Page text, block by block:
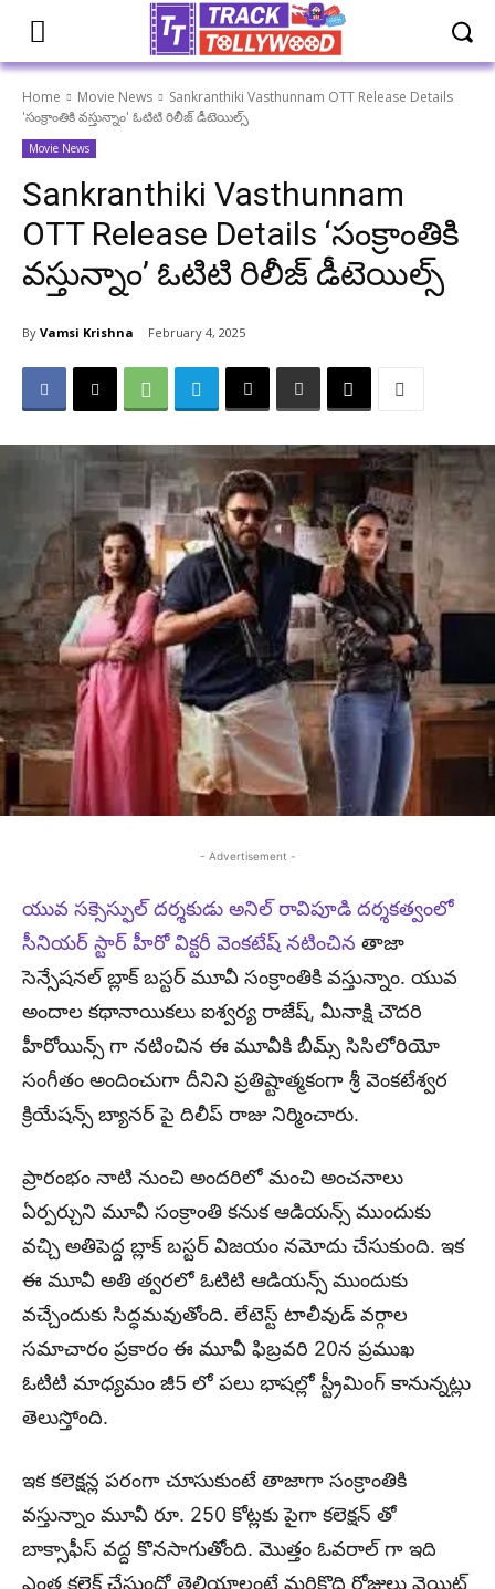
Home Movie News
Sankranthiki Vasthunnam OTT Release Details
'సంక్రాంతికి వస్తున్నాం' ఓటిటి రిలీజ్ డీటెయిల్స్
Movie News
Sankranthiki Vasthunnam
OTT Release Details ‘సంక్రాంతికి
వస్తున్నాం’ ఓటిటి రిలీజ్ డీటెయిల్స్
By Vamsi Krishna February 4, 2025
- Advertisement -
యువ సక్సెస్ఫుల్ దర్శకుడు అనిల్ రావిపూడి దర్శకత్వంలో
సీనియర్ స్టార్ హీరో విక్టరీ వెంకటేష్ నటించిన తాజా
సెన్సేషనల్ బ్లాక్ బస్టర్ మూవీ సంక్రాంతికి వస్తున్నాం. యువ
అందాల కథానాయికలు ఐశ్వర్య రాజేష్, మీనాక్షి చౌదరి
హీరోయిన్స్ గా నటించిన ఈ మూవీకి బీమ్స్ సిసిలోరియో
సంగీతం అందించుగా దీనిని ప్రతిష్టాత్మకంగా శ్రీ వెంకటేశ్వర
క్రియేషన్స్ బ్యానర్ పై దిలీప్ రాజు నిర్మించారు.
ప్రారంభం నాటి నుంచి అందరిలో మంచి అంచనాలు
ఏర్పర్చుని మూవీ సంక్రాంతి కనుక ఆడియన్స్ ముందుకు
వచ్చి అతిపెద్ద బ్లాక్ బస్టర్ విజయం నమోదు చేసుకుంది. ఇక
ఈ మూవీ అతి త్వరలో ఓటిటి ఆడియన్స్ ముందుకు
వచ్చేందుకు సిద్ధమవుతోంది. లేటెస్ట్ టాలీవుడ్ వర్గాల
సమాచారం ప్రకారం ఈ మూవీ ఫిబ్రవరి 20న ప్రముఖ
ఓటిటి మాధ్యమం జీ5 లో పలు భాషల్లో స్ట్రీమింగ్ కానున్నట్లు
తెలుస్తోంది.
ఇక కలెక్షన్ల పరంగా చూసుకుంటే తాజాగా సంక్రాంతికి
వస్తున్నాం మూవీ రూ. 250 కోట్లకు పైగా కలెక్షన్ తో
బాక్సాఫీస్ వద్ద కొనసాగుతోంది. మొత్తం ఓవరాల్ గా ఇది
ఎంత కలెక్ట్ చేస్తుందో తెలియాలంటే మరికొద్ది రోజులు వెయిట్